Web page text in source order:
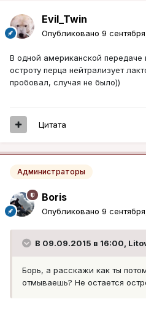
Evil_Twin
Опубликовано 9
В одной американской передаче
остроту перца нейтрализует
пробовал, случая не было))
Цитата
Администраторы
Boris
Опубликовано 9
В 09.09.2015 в 16:00,
Борь, а расскажи как ты
отмываешь? Не остается